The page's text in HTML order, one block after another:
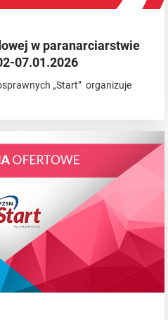
w paranarciarstwie
07.01.2026
„Start” organizuje